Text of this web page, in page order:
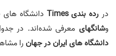
در رده بندی Times دانشگاه
وشانگهای معرفی شده‌اند. در
دانشگاه های ایران در جهانرا